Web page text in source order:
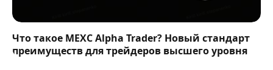
Что такое MEXC Alpha Trader? Новый стандарт
преимуществ для трейдеров высшего уровня